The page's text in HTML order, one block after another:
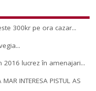
300kr pe ora cazar...
2016 lucrez în amenajari...
INTERESA PISTUL AS